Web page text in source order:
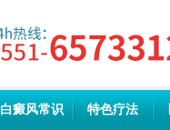
白癜风常识 特色疗法